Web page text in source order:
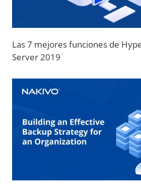
Las 7 mejores funciones de
Server 2019